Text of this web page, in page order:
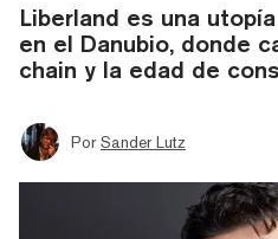
Liberland es una
en el Danubio, donde
chain y la edad de
Por Sander Lutz